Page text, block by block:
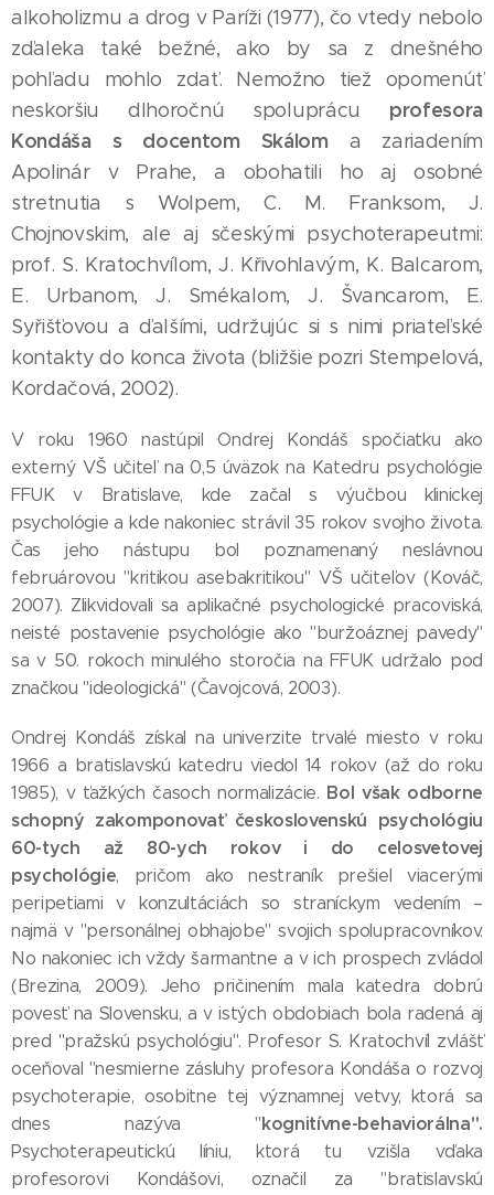
alkoholizmu a drog v Paríži (1977), čo vtedy nebolo
zďaleka také bežné, ako by sa z dnešného
pohľadu mohlo zdať. Nemožno tiež opomenúť
neskoršiu dlhoročnú spoluprácu
profesora
Kondáša s docentom Skáloma zariadením
Apolinár v Prahe, a obohatili ho aj osobné
stretnutia s Wolpem, C. M. Franksom, J.
Chojnovskim, ale aj sčeskými psychoterapeutmi:
prof. S. Kratochvílom, J. Křivohlavým, K. Balcarom,
E. Urbanom, J. Smékalom, J. Švancarom, E.
Syřišťovou a ďalšími, udržujúc si s nimi priateľské
kontakty do konca života (bližšie pozri Stempelová,
Kordačová, 2002).
V roku 1960 nastúpil Ondrej Kondáš spočiatku ako
externý VŠ učiteľ na 0,5 úväzok na Katedru psychológie
FFUK v Bratislave, kde začal s výučbou klinickej
psychológie a kde nakoniec strávil 35 rokov svojho života.
Čas jeho nástupu bol poznamenaný neslávnou
februárovou "kritikou asebakritikou" VŠ učiteľov (Kováč,
2007). Zlikvidovali sa aplikačné psychologické pracoviská,
neisté postavenie psychológie ako "buržoáznej pavedy"
sa v 50. rokoch minulého storočia na FFUK udržalo pod
značkou "ideologická" (Čavojcová, 2003).
Ondrej Kondáš získal na univerzite trvalé miesto v roku
1966 a bratislavskú katedru viedol 14 rokov (až do roku
1985), v ťažkých časoch normalizácie. Bol však odborne
schopný zakomponovať československú psychológiu
60-tych až 80-ych rokov i do celosvetovej
psychológie, pričom ako nestraník prešiel viacerými
peripetiami v konzultáciách so straníckym vedením –
najmä v "personálnej obhajobe" svojich spolupracovníkov.
No nakoniec ich vždy šarmantne a v ich prospech zvládol
(Brezina, 2009). Jeho pričinením mala katedra dobrú
povesť na Slovensku, a v istých obdobiach bola radená aj
pred "pražskú psychológiu". Profesor S. Kratochvíl zvlášť
oceňoval "nesmierne zásluhy profesora Kondáša o rozvoj
psychoterapie, osobitne tej významnej vetvy, ktorá sa
dnes nazýva "kognitívne-behaviorálna".
Psychoterapeutickú líniu, ktorá tu vzišla vďaka
profesorovi Kondášovi, označil za "bratislavskú